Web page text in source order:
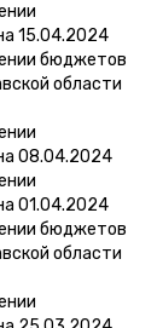
15.04.2024
бюджетов
области
08.04.2024
01.04.2024
бюджетов
области